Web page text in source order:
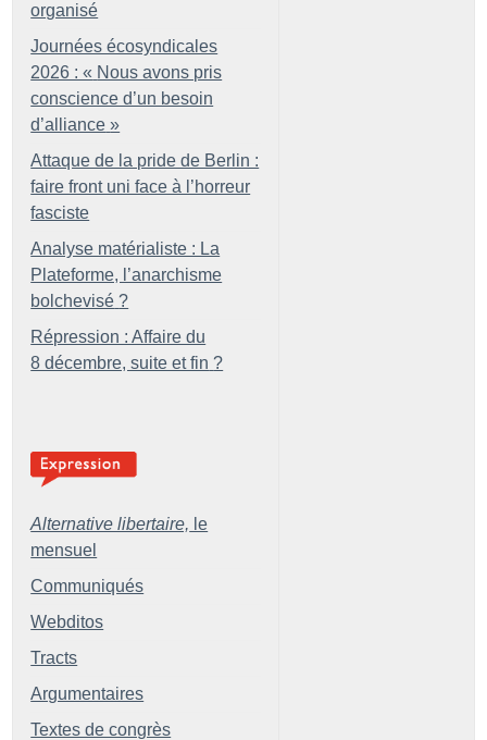
organisé
Journées écosyndicales
2026 : « Nous avons pris
conscience d’un besoin
d’alliance »
Attaque de la pride de Berlin :
faire front uni face à l’horreur
fasciste
Analyse matérialiste : La
Plateforme, l’anarchisme
bolchevisé ?
Répression : Affaire du
8 décembre, suite et fin ?
Alternative libertaire, le
mensuel
Communiqués
Webditos
Tracts
Argumentaires
Textes de congrès